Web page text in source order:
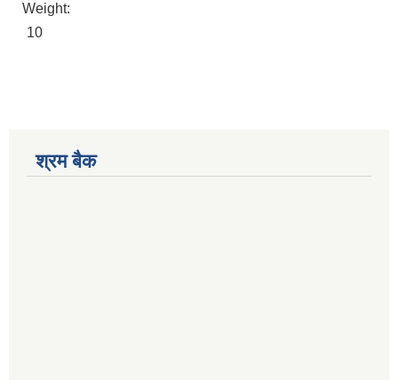
Weight:
10
श्रम बैक